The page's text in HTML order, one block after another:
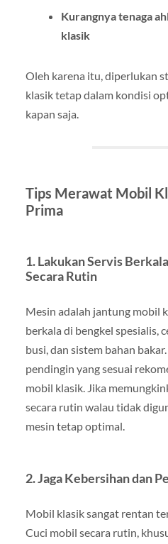
Kurangnya tenaga
klasik
Oleh karena itu, diperlukan
klasik tetap dalam kondisi
kapan saja.
Tips Merawat Mobil
Prima
1.Lakukan Servis
Secara Rutin
Mesin adalah jantung mobil
berkala di bengkel spesialis,
busi, dan sistem bahan
pendingin yang sesuai
mobil klasik. Jika
secara rutin walau tidak
mesin tetap optimal.
2.Jaga Kebersihan dan
Mobil klasik sangat rentan
Cuci mobil secara rutin,